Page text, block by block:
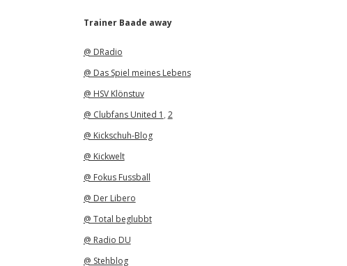
iTrainer Baade away
@ DRadio
@ Das Spiel meines Lebens
@ HSV Klönstuv
@ Clubfans United 1 , 2
@ Kickschuh-Blog
@ Kickwelt
@ Fokus Fussball
@ Der Libero
@ Total beglubbt
@ Radio DU
@ Stehblog